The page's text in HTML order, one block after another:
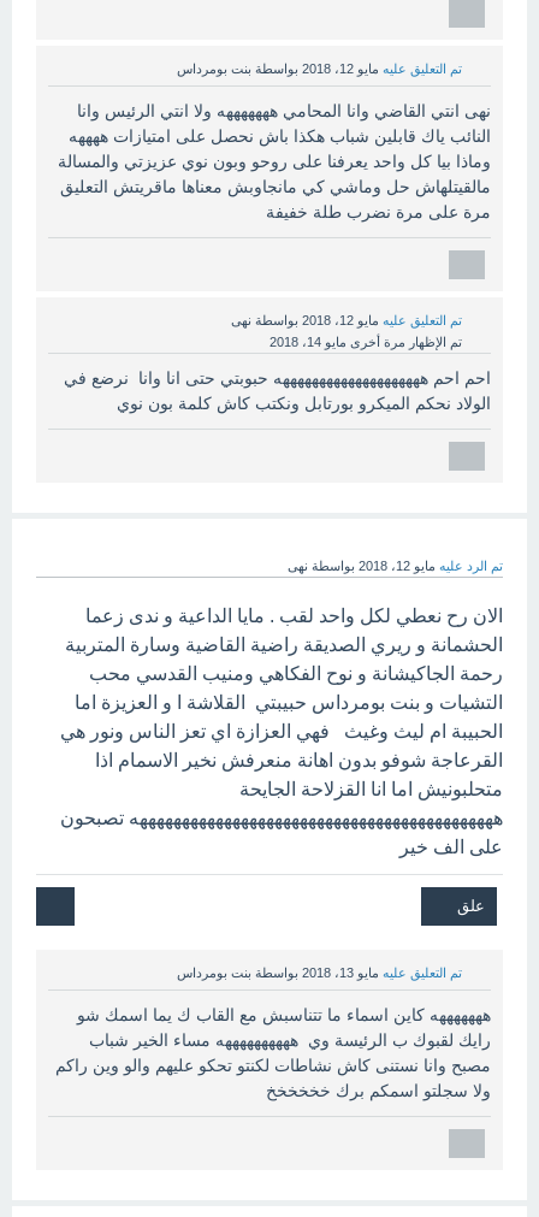
تم التعليق عليه مايو 12، 2018 بواسطة بنت بومرداس
نهى انتي القاضي وانا المحامي هههههههه ولا انتي الرئيس وانا
النائب ياك قابلين شباب هكذا باش نحصل على امتيازات ههههه
وماذا بيا كل واحد يعرفنا على روحو وبون نوي عزيزتي والمسالة
مالقيتلهاش حل وماشي كي مانجاوبش معناها ماقريتش التعليق
مرة على مرة نضرب طلة خفيفة
تم التعليق عليه مايو 12، 2018 بواسطة نهى
تم الإظهار مرة أخرى مايو 14، 2018
احم احم ههههههههههههههههههههه حبوبتي حتى انا وانا نرضع في
الولاد نحكم الميكرو بورتابل ونكتب كاش كلمة بون نوي
تم الرد عليه مايو 12، 2018 بواسطة نهى
الان رح نعطي لكل واحد لقب . مايا الداعية و ندى زعما
الحشمانة و ريري الصديقة راضية القاضية وسارة المتربية
رحمة الجاكيشانة و نوح الفكاهي ومنيب القدسي محب
التشيات و بنت بومرداس حبيبتي القلاشة ا و العزيزة اما
الحبيبة ام ليث وغيث فهي العزازة اي تعز الناس ونور هي
القرعاجة شوفو بدون اهانة منعرفش نخير الاسمام اذا
متحلبونيش اما انا القزلاحة الجايحة
هههههههههههههههههههههههههههههههههههههههههههه تصبحون
على الف خير
تم التعليق عليه مايو 13، 2018 بواسطة بنت بومرداس
هههههههه كاين اسماء ما تتناسبش مع القاب ك يما اسمك شو
رايك لقبوك ب الرئيسة وي ههههههههههه مساء الخير شباب
مصبح وانا نستنى كاش نشاطات لكنتو تحكو عليهم والو وين راكم
ولا سجلتو اسمكم برك خخخخخخ